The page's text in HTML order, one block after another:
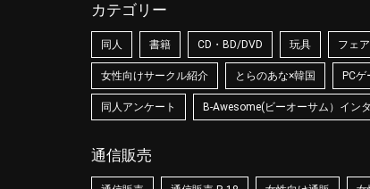
カテゴリー
同人 書籍 CD・BD/DVD 玩具 フェ
女性向けサークル紹介 とらのあな×韓国 PCゲ
同人アンケート B-Awesome(ビーオーサム）イン
通信販売